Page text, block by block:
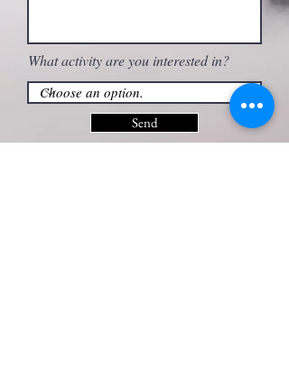
What activity are you interested in?
Send